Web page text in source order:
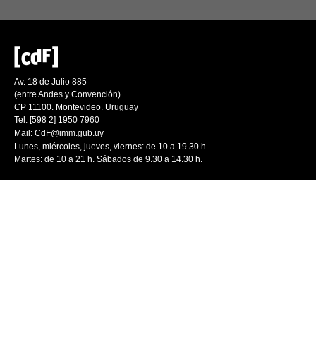
Av. 18 de Julio 885
(entre Andes y Convención)
CP 11100. Montevideo. Uruguay
Tel: [598 2] 1950 7960
Mail: CdF@imm.gub.uy
Lunes, miércoles, jueves, viernes: de 10 a 19.30 h.
Martes: de 10 a 21 h. Sábados de 9.30 a 14.30 h.